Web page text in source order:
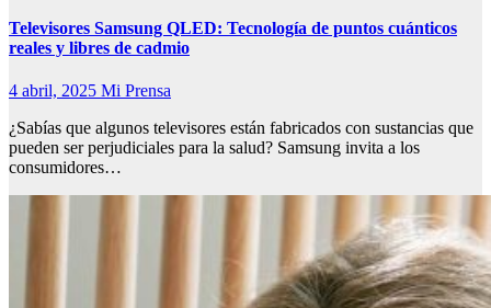
Televisores Samsung QLED: Tecnología de puntos cuánticos
reales y libres de cadmio
4 abril, 2025 Mi Prensa
¿Sabías que algunos televisores están fabricados con sustancias que
pueden ser perjudiciales para la salud? Samsung invita a los
consumidores…